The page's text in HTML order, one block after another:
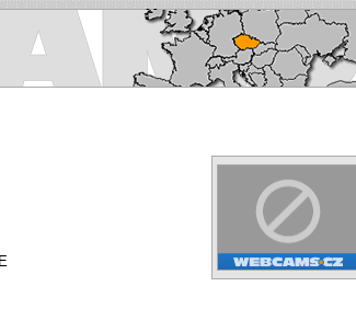
v České republice